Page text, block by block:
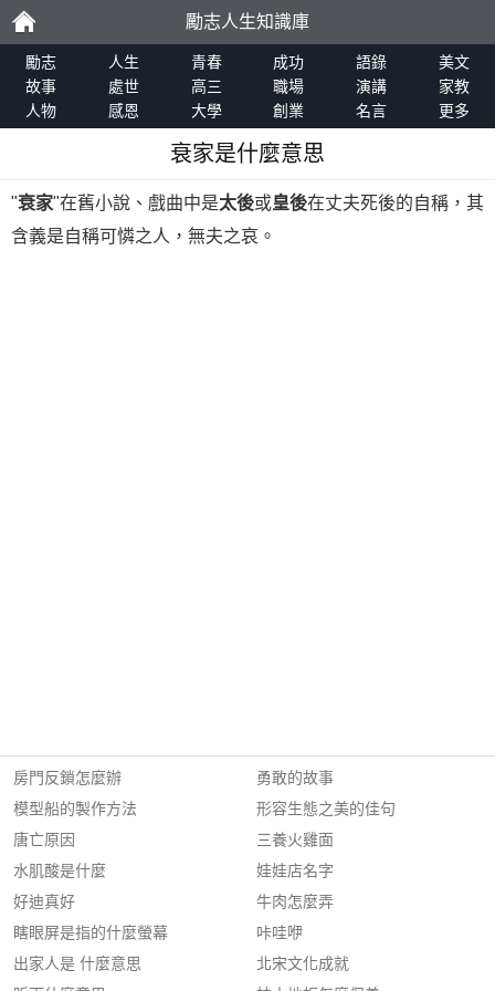
勵
志
勵志人生知識庫
勵志 人生 青春 成功 語錄
美文
故事
處世 高三 職場 演講
家教
人物
感恩 大學 創業 名言 更多
衰家是什麼意思
"衰家"在舊小說、戲曲中是太後或皇後在丈夫死後的自稱，其
含義是自稱可憐之人，無夫之哀。
房門反鎖怎麼辦
模型船的製作方法
唐亡原因
水肌酸是什麼
好迪真好
瞎眼屏是指的什麼螢幕
出家人是 什麼意思
勇敢的故事
形容生態之美的佳句
三養火雞面
娃娃店名字
牛肉怎麼弄
咔哇咿
北宋文化成就